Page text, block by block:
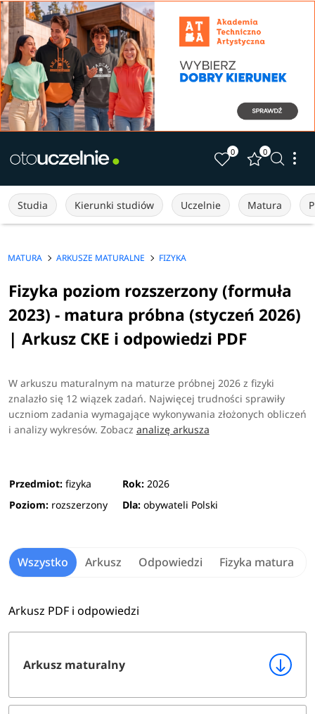
0 0
Studia Kierunki studiów Uczelnie Matura
MATURA ARKUSZE MATURALNE FIZYKA
Fizyka poziom rozszerzony (formuła
2023) - matura próbna (styczeń 2026)
| Arkusz CKE i odpowiedzi PDF
W arkuszu maturalnym na maturze próbnej 2026 z fizyki
znalazło się 12 wiązek zadań. Najwięcej trudności sprawiły
uczniom zadania wymagające wykonywania złożonych obliczeń
i analizy wykresów. Zobacz analizę arkusza
Przedmiot:fizyka Rok:2026
Poziom:rozszerzony Dla:obywateli Polski
Wszystko Arkusz Odpowiedzi Fizyka matura
Arkusz PDF i odpowiedzi
Arkusz maturalny